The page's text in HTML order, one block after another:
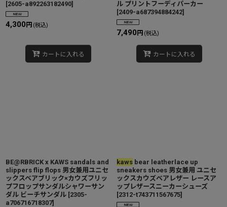
[2605-a892263182490]
4,300 円 (税込)
カートに入れる
ル プリントフーディパーカー
[2409-a687394884242]
7,490 円 (税込)
カートに入れる
BE@RBRICK x KAWS sandals and
slippers flip flops 男女兼用ユニセ
ックスベアブリック×カウズフリッ
プフロップサンダルシャワーサン
ダル ビーチサンダル [2305-
a706716718307]
kaws bear leatherlace up
sneakers shoes 男女兼用 ユニセ
ックスカウズベアレザー レースア
ップレザースニーカーシューズ
[2312-t743711567675]